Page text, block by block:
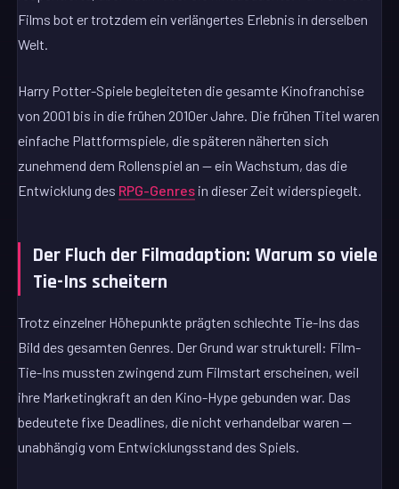
Films bot er trotzdem ein verlängertes Erlebnis in derselben
Welt.
Harry Potter-Spiele begleiteten die gesamte Kinofranchise
von 2001 bis in die frühen 2010er Jahre. Die frühen Titel waren
einfache Plattformspiele, die späteren näherten sich
zunehmend dem Rollenspiel an — ein Wachstum, das die
Entwicklung des RPG-Genres in dieser Zeit widerspiegelt.
Der Fluch der Filmadaption: Warum so viele
Tie-Ins scheitern
Trotz einzelner Höhepunkte prägten schlechte Tie-Ins das
Bild des gesamten Genres. Der Grund war strukturell: Film-
Tie-Ins mussten zwingend zum Filmstart erscheinen, weil
ihre Marketingkraft an den Kino-Hype gebunden war. Das
bedeutete fixe Deadlines, die nicht verhandelbar waren —
unabhängig vom Entwicklungsstand des Spiels.